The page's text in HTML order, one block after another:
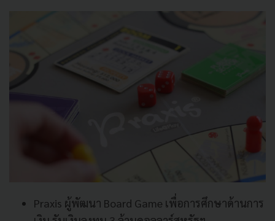
Praxis ผู้พัฒนา Board Game เพื่อการศึกษาด้านการ